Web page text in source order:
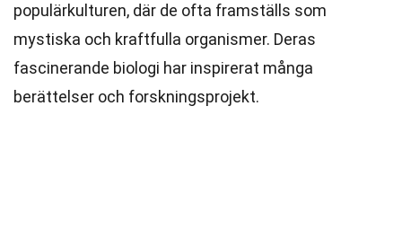
populärkulturen, där de ofta framställs som
mystiska och kraftfulla organismer. Deras
fascinerande biologi har inspirerat många
berättelser och forskningsprojekt.